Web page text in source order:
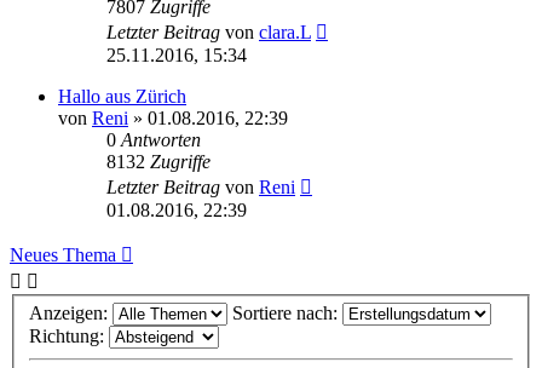
7807 Zugriffe
Letzter Beitrag von clara.L
25.11.2016, 15:34
Hallo aus Zürich
von Reni » 01.08.2016, 22:39
0 Antworten
8132 Zugriffe
Letzter Beitrag von Reni
01.08.2016, 22:39
Neues Thema
Anzeigen:
Sortiere nach:
Richtung: